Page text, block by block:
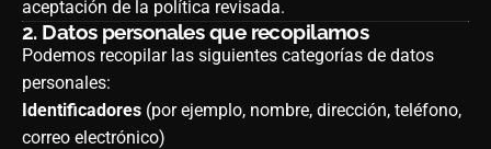
aceptación de la política revisada.
2. Datos personales que recopilamos
Podemos recopilar las siguientes categorías de datos
personales:
Identificadores (por ejemplo, nombre, dirección, teléfono,
correo electrónico)